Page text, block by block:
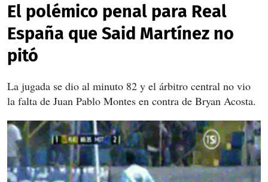
El polémico penal para Real
España que Said Martínez no
pitó
La jugada se dio al minuto 82 y el árbitro central no vio
la falta de Juan Pablo Montes en contra de Bryan Acosta.